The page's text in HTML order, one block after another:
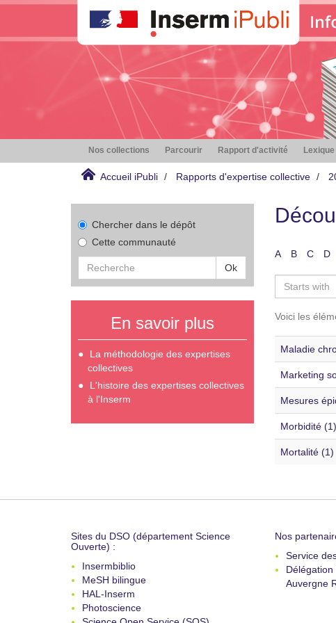
Nos collections Parcourir Rapport d'activité
Accueil iPubli Rapports d'expertise collective
Chercher dans le dépôt
Cette communauté
Ok
En savoir plus
La méthodologie des expertises
collectives
L'histoire des expertises collectives
à l'Inserm
A B C D
Voici les
Maladie
Marketing
Mesures
Morbidité (1)
Mortalité (1)
Sites du DSO (département Science
Ouverte) :
Insermbiblio
MeSH bilingue
HAL-Inserm
Photoscience
Nos
Service
Auvergne